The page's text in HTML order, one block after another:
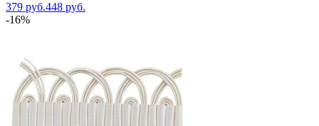
379 руб.448 руб.
-16%